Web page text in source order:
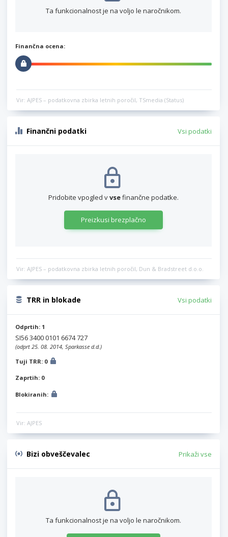
Ta funkcionalnost je na voljo le naročnikom.
Finančna ocena:
Vir: AJPES – podatkovna zbirka letnih poročil, TSmedia (Status)
Finančni podatki Vsi podatki
Pridobite vpogled vvsefinančne podatke.
Preizkusi brezplačno
Vir: AJPES – podatkovna zbirka letnih poročil, Dun & Bradstreet d.o.o.
TRR in blokade Vsi podatki
Odprtih: 1
SI56 3400 0101 6674 727
(odprt 25. 08. 2014, Sparkasse d.d.)
Tuji TRR: 0
Zaprtih: 0
Blokiranih:
Vir: AJPES
Bizi obveščevalec Prikaži vse
Ta funkcionalnost je na voljo le naročnikom.